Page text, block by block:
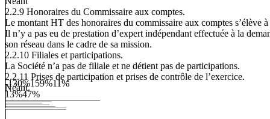
-130%159%11%
13%47%
2.2.9 Honoraires du Commissaire aux comptes.
Le montant HT des honoraires du commissaire aux comptes s’élève
Il n’y a pas eu de prestation d’expert indépendant effectuée à la
son réseau dans le cadre de sa mission.
2.2.10 Filiales et participations.
La Société n’a pas de filiale et ne détient pas de participations.
2.2.11 Prises de participation et prises de contrôle de l’exercice.
Néant.